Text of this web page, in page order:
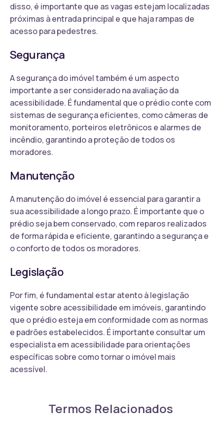
disso, é importante que as vagas estejam localizadas
próximas à entrada principal e que haja rampas de
acesso para pedestres.
Segurança
A segurança do imóvel também é um aspecto
importante a ser considerado na avaliação da
acessibilidade. É fundamental que o prédio conte com
sistemas de segurança eficientes, como câmeras de
monitoramento, porteiros eletrônicos e alarmes de
incêndio, garantindo a proteção de todos os
moradores.
Manutenção
A manutenção do imóvel é essencial para garantir a
sua acessibilidade a longo prazo. É importante que o
prédio seja bem conservado, com reparos realizados
de forma rápida e eficiente, garantindo a segurança e
o conforto de todos os moradores.
Legislação
Por fim, é fundamental estar atento à legislação
vigente sobre acessibilidade em imóveis, garantindo
que o prédio esteja em conformidade com as normas
e padrões estabelecidos. É importante consultar um
especialista em acessibilidade para orientações
específicas sobre como tornar o imóvel mais
acessível.
Termos Relacionados